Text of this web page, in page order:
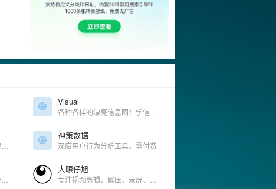
Visual
神策数据
深度用户行为分析工具，需付费
大眼仔旭